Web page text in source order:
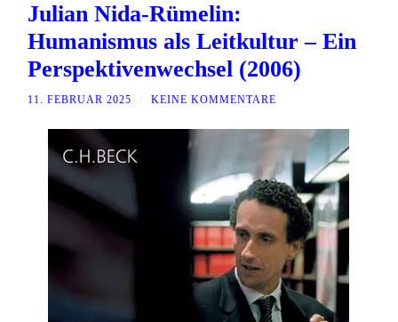
Julian Nida-Rümelin:
Humanismus als Leitkultur – Ein
Perspektivenwechsel (2006)
11. FEBRUAR 2025 KEINE KOMMENTARE